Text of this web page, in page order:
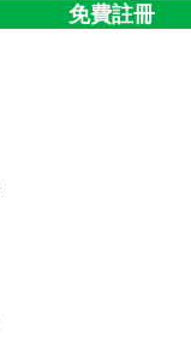
免費註冊